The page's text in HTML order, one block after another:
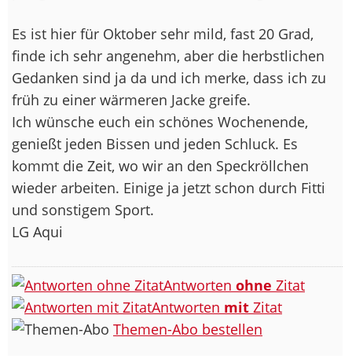
Es ist hier für Oktober sehr mild, fast 20 Grad,
finde ich sehr angenehm, aber die herbstlichen
Gedanken sind ja da und ich merke, dass ich zu
früh zu einer wärmeren Jacke greife.
Ich wünsche euch ein schönes Wochenende,
genießt jeden Bissen und jeden Schluck. Es
kommt die Zeit, wo wir an den Speckröllchen
wieder arbeiten. Einige ja jetzt schon durch Fitti
und sonstigem Sport.
LG Aqui
Antworten ohne Zitat
Antworten mit Zitat
Themen-Abo bestellen